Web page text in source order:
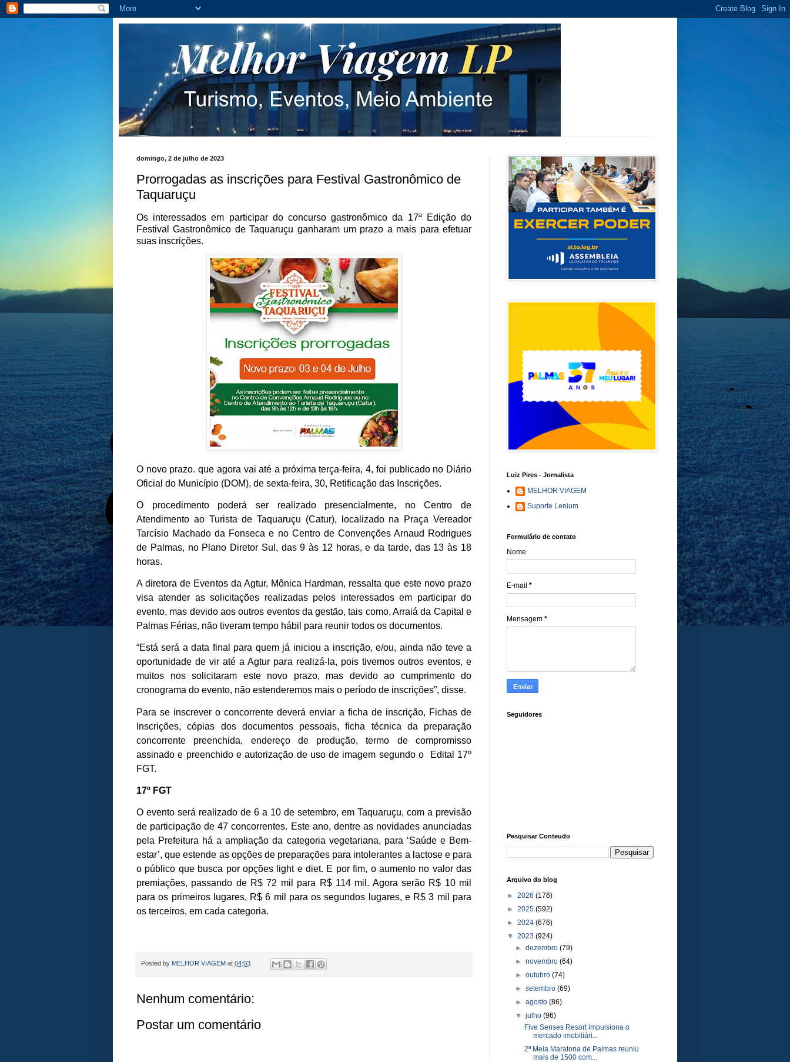
domingo, 2 de julho de 2023
Prorrogadas as inscrições para Festival Gastronômico de
Taquaruçu
Os interessados em participar do concurso gastronômico da 17ª Edição do
Festival Gastronômico de Taquaruçu ganharam um prazo a mais para efetuar
suas inscrições.
O novo prazo. que agora vai até a próxima terça-feira, 4, foi publicado no Diário
Oficial do Município (DOM), de sexta-feira, 30, Retificação das Inscrições.
O procedimento poderá ser realizado presencialmente, no Centro de
Atendimento ao Turista de Taquaruçu (Catur), localizado na Praça Vereador
Tarcísio Machado da Fonseca e no Centro de Convenções Arnaud Rodrigues
de Palmas, no Plano Diretor Sul, das 9 às 12 horas, e da tarde, das 13 às 18
horas.
A diretora de Eventos da Agtur, Mônica Hardman, ressalta que este novo prazo
visa atender as solicitações realizadas pelos interessados em participar do
evento, mas devido aos outros eventos da gestão, tais como, Arraiá da Capital e
Palmas Férias, não tiveram tempo hábil para reunir todos os documentos.
“Está será a data final para quem já iniciou a inscrição, e/ou, ainda não teve a
oportunidade de vir até a Agtur para realizá-la, pois tivemos outros eventos, e
muitos nos solicitaram este novo prazo, mas devido ao cumprimento do
cronograma do evento, não estenderemos mais o período de inscrições”, disse.
Para se inscrever o concorrente deverá enviar a ficha de inscrição, Fichas de
Inscrições, cópias dos documentos pessoais, ficha técnica da preparação
concorrente preenchida, endereço de produção, termo de compromisso
assinado e preenchido e autorização de uso de imagem segundo o
Edital 17º
FGT.
17º FGT
O evento será realizado de 6 a 10 de setembro, em Taquaruçu, com a previsão
de participação de 47 concorrentes. Este ano, dentre as novidades anunciadas
pela Prefeitura há a ampliação da categoria vegetariana, para ‘Saúde e Bem-
estar’, que estende as opções de preparações para intolerantes a lactose e para
o público que busca por opções light e diet. E por fim, o aumento no valor das
premiações, passando de R$ 72 mil para R$ 114 mil. Agora serão R$ 10 mil
para os primeiros lugares, R$ 6 mil para os segundos lugares, e R$ 3 mil para
os terceiros, em cada categoria.
Posted by MELHOR VIAGEM at 04:03
Nenhum comentário:
Postar um comentário
Luiz Pires - Jornalista
MELHOR VIAGEM
Suporte Lenium
Formulário de contato
Nome
E-mail *
Mensagem *
Seguidores
Pesquisar Conteudo
Arquivo do blog
► 2026 (176)
► 2025 (592)
► 2024 (676)
▼ 2023 (924)
►dezembro(79)
►novembro(64)
►outubro(74)
►setembro(69)
►agosto(86)
▼julho(96)
Five Senses Resort impulsiona o
mercado imobiliári...
2ª Meia Maratona de Palmas reuniu
mais de 1500 com...